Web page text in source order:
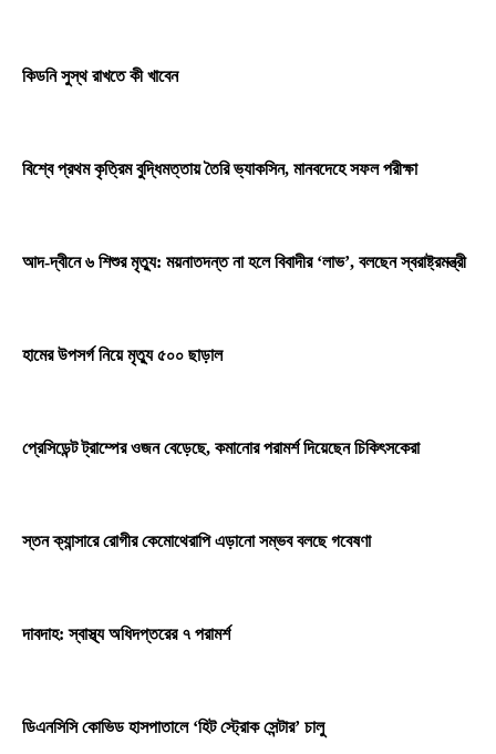
কিডনি সুস্থ রাখতে কী খাবেন
বিশ্বে প্রথম কৃত্রিম বুদ্ধিমত্তায় তৈরি ভ্যাকসিন, মানবদেহে সফল পরীক্ষা
আদ-দ্বীনে ৬ শিশুর মৃত্যু: ময়নাতদন্ত না হলে বিবাদীর ‘লাভ’, বলছেন স্বরাষ্ট্রমন্ত্রী
হামের উপসর্গ নিয়ে মৃত্যু ৫০০ ছাড়াল
প্রেসিডেন্ট ট্রাম্পের ওজন বেড়েছে, কমানোর পরামর্শ দিয়েছেন চিকিৎসকেরা
স্তন ক্যান্সারে রোগীর কেমোথেরাপি এড়ানো সম্ভব বলছে গবেষণা
দাবদাহ: স্বাস্থ্য অধিদপ্তরের ৭ পরামর্শ
ডিএনসিসি কোভিড হাসপাতালে ‘হিট স্ট্রোক সেন্টার’ চালু